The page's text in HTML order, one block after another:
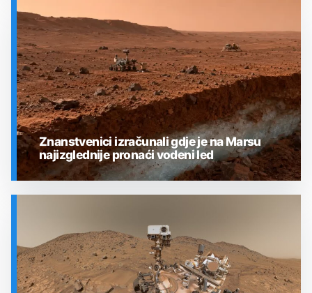
SVEMIR
Znanstvenici izračunali gdje je na Marsu
najizglednije pronaći vodeni led